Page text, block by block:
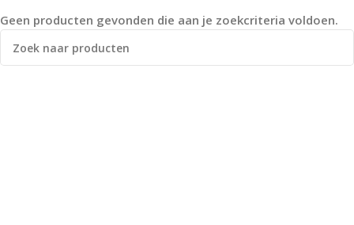
Geen producten gevonden die aan je zoekcriteria voldoen.